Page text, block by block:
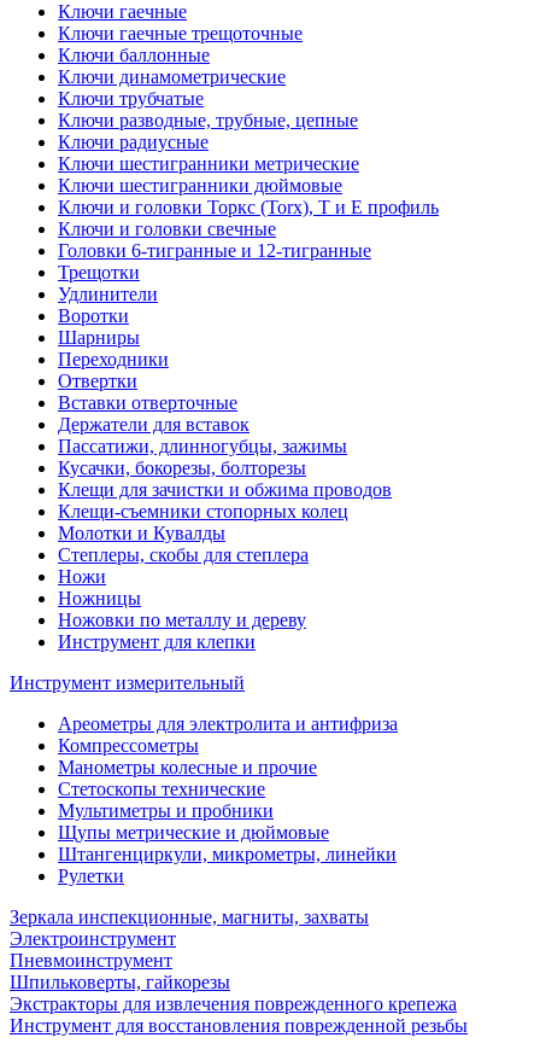
Ключи гаечные
Ключи гаечные трещоточные
Ключи баллонные
Ключи динамометрические
Ключи трубчатые
Ключи разводные, трубные, цепные
Ключи радиусные
Ключи шестигранники метрические
Ключи шестигранники дюймовые
Ключи и головки Торкс (Torx), Т и Е профиль
Ключи и головки свечные
Головки 6-тигранные и 12-тигранные
Трещотки
Удлинители
Воротки
Шарниры
Переходники
Отвертки
Вставки отверточные
Держатели для вставок
Пассатижи, длинногубцы, зажимы
Кусачки, бокорезы, болторезы
Клещи для зачистки и обжима проводов
Клещи-съемники стопорных колец
Молотки и Кувалды
Степлеры, скобы для степлера
Ножи
Ножницы
Ножовки по металлу и дереву
Инструмент для клепки
Инструмент измерительный
Ареометры для электролита и антифриза
Компрессометры
Манометры колесные и прочие
Стетоскопы технические
Мультиметры и пробники
Щупы метрические и дюймовые
Штангенциркули, микрометры, линейки
Рулетки
Зеркала инспекционные, магниты, захваты
Электроинструмент
Пневмоинструмент
Шпильковерты, гайкорезы
Экстракторы для извлечения поврежденного крепежа
Инструмент для восстановления поврежденной резьбы